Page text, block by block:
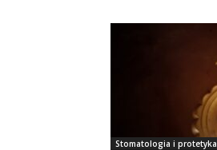
Stomatologia i protetyka